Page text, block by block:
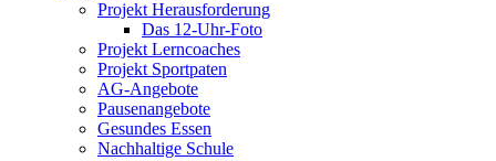
Projekt Herausforderung
Das 12-Uhr-Foto
Projekt Lerncoaches
Projekt Sportpaten
AG-Angebote
Pausenangebote
Gesundes Essen
Nachhaltige Schule